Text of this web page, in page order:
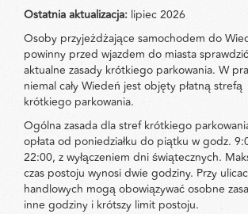
Ostatnia aktualizacja: lipiec 2026
Osoby przyjeżdżające samochodem do
powinny przed wjazdem do miasta sprawdzić
aktualne zasady krótkiego parkowania. W
niemal cały Wiedeń jest objęty płatną strefą
krótkiego parkowania.
Ogólna zasada dla stref krótkiego
opłata od poniedziałku do piątku w godz.
22:00, z wyłączeniem dni świątecznych.
czas postoju wynosi dwie godziny. Przy
handlowych mogą obowiązywać osobne
inne godziny i krótszy limit postoju.